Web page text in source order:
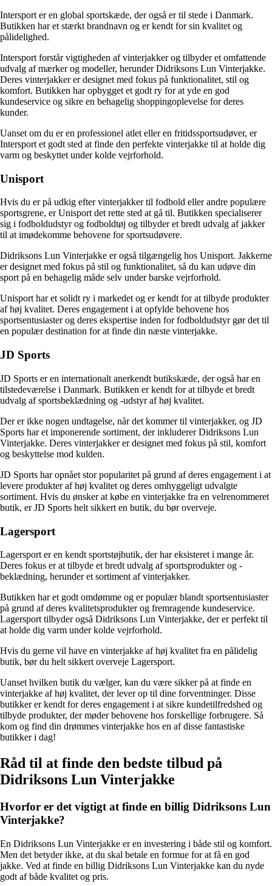
Intersport er en global sportskæde, der også er til stede i Danmark.
Butikken har et stærkt brandnavn og er kendt for sin kvalitet og
pålidelighed.
Intersport forstår vigtigheden af vinterjakker og tilbyder et omfattende
udvalg af mærker og modeller, herunder Didriksons Lun Vinterjakke.
Deres vinterjakker er designet med fokus på funktionalitet, stil og
komfort. Butikken har opbygget et godt ry for at yde en god
kundeservice og sikre en behagelig shoppingoplevelse for deres
kunder.
Uanset om du er en professionel atlet eller en fritidssportsudøver, er
Intersport et godt sted at finde den perfekte vinterjakke til at holde dig
varm og beskyttet under kolde vejrforhold.
Unisport
Hvis du er på udkig efter vinterjakker til fodbold eller andre populære
sportsgrene, er Unisport det rette sted at gå til. Butikken specialiserer
sig i fodboldudstyr og fodboldtøj og tilbyder et bredt udvalg af jakker
til at imødekomme behovene for sportsudøvere.
Didriksons Lun Vinterjakke er også tilgængelig hos Unisport. Jakkerne
er designet med fokus på stil og funktionalitet, så du kan udøve din
sport på en behagelig måde selv under barske vejrforhold.
Unisport har et solidt ry i markedet og er kendt for at tilbyde produkter
af høj kvalitet. Deres engagement i at opfylde behovene hos
sportsentusiaster og deres ekspertise inden for fodboldudstyr gør det til
en populær destination for at finde din næste vinterjakke.
JD Sports
JD Sports er en internationalt anerkendt butikskæde, der også har en
tilstedeværelse i Danmark. Butikken er kendt for at tilbyde et bredt
udvalg af sportsbeklædning og -udstyr af høj kvalitet.
Der er ikke nogen undtagelse, når det kommer til vinterjakker, og JD
Sports har et imponerende sortiment, der inkluderer Didriksons Lun
Vinterjakke. Deres vinterjakker er designet med fokus på stil, komfort
og beskyttelse mod kulden.
JD Sports har opnået stor popularitet på grund af deres engagement i at
levere produkter af høj kvalitet og deres omhyggeligt udvalgte
sortiment. Hvis du ønsker at købe en vinterjakke fra en velrenommeret
butik, er JD Sports helt sikkert en butik, du bør overveje.
Lagersport
Lagersport er en kendt sportstøjbutik, der har eksisteret i mange år.
Deres fokus er at tilbyde et bredt udvalg af sportsprodukter og -
beklædning, herunder et sortiment af vinterjakker.
Butikken har et godt omdømme og er populær blandt sportsentusiaster
på grund af deres kvalitetsprodukter og fremragende kundeservice.
Lagersport tilbyder også Didriksons Lun Vinterjakke, der er perfekt til
at holde dig varm under kolde vejrforhold.
Hvis du gerne vil have en vinterjakke af høj kvalitet fra en pålidelig
butik, bør du helt sikkert overveje Lagersport.
Uanset hvilken butik du vælger, kan du være sikker på at finde en
vinterjakke af høj kvalitet, der lever op til dine forventninger. Disse
butikker er kendt for deres engagement i at sikre kundetilfredshed og
tilbyde produkter, der møder behovene hos forskellige forbrugere. Så
kom og find din drømmes vinterjakke hos en af disse fantastiske
butikker i dag!
Råd til at finde den bedste tilbud på
Didriksons Lun Vinterjakke
Hvorfor er det vigtigt at finde en billig Didriksons Lun
Vinterjakke?
En Didriksons Lun Vinterjakke er en investering i både stil og komfort.
Men det betyder ikke, at du skal betale en formue for at få en god
jakke. Ved at finde en billig Didriksons Lun Vinterjakke kan du nyde
godt af både kvalitet og pris.